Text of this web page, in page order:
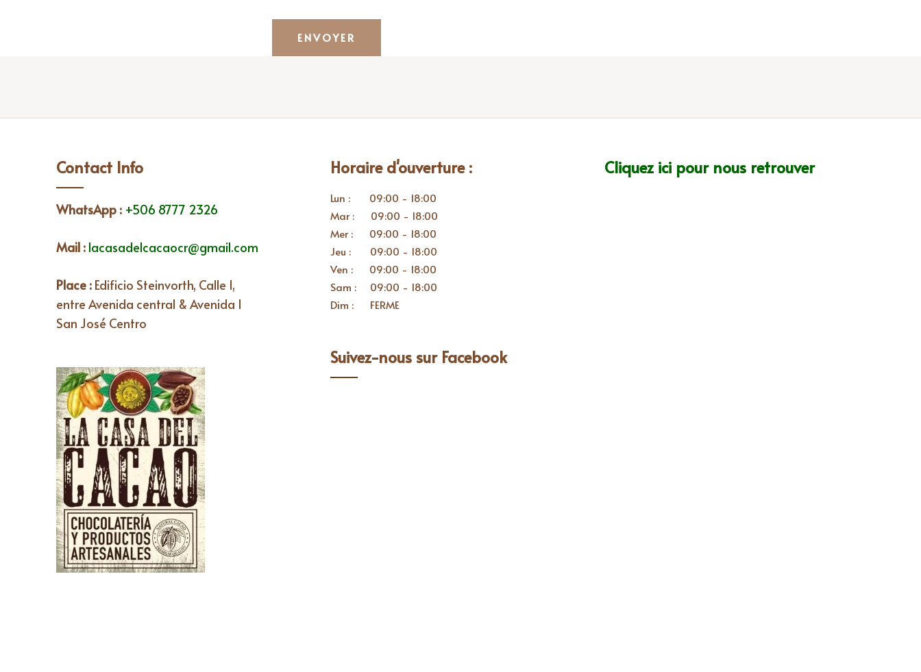
Contact Info
WhatsApp : +506 8777 2326
Mail : lacasadelcacaocr@gmail.com
Place : Edificio Steinvorth, Calle 1,
entre Avenida central & Avenida I
San José Centro
Horaire d'ouverture :
Lun : 09:00 - 18:00
Mar : 09:00 - 18:00
Mer : 09:00 - 18:00
Jeu : 09:00 - 18:00
Ven : 09:00 - 18:00
Sam : 09:00 - 18:00
Dim : FERME
Suivez-nous sur Facebook
Cliquez ici pour nous retrouver